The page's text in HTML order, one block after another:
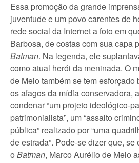
Essa promoção da grande
juventude e um povo carentes de
rede social da Internet a foto em
Barbosa, de costas com sua capa
Batman. Na legenda, ele
como atual herói da meninada. O
de Melo também se tem esforçado
os afagos da mídia conservadora,
condenar “um projeto ideológico-
patrimonialista”, um “assalto
pública” realizado por “uma
de estrada”. Pode-se dizer que,
o Batman, Marco Aurélio de Melo